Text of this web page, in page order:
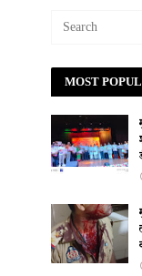
MOST